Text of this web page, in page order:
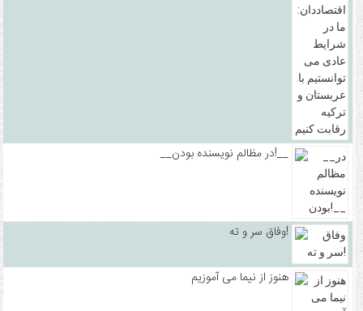
__در مظالم نویسنده بودن!__
وفاق سر و ته!
هنوز از نیما می آموزیم